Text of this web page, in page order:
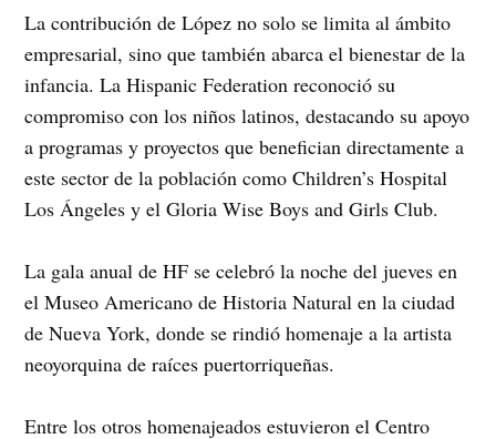
La contribución de López no solo se limita al ámbito
empresarial, sino que también abarca el bienestar de la
infancia. La Hispanic Federation reconoció su
compromiso con los niños latinos, destacando su apoyo
a programas y proyectos que benefician directamente a
este sector de la población como Children’s Hospital
Los Ángeles y el Gloria Wise Boys and Girls Club.
La gala anual de HF se celebró la noche del jueves en
el Museo Americano de Historia Natural en la ciudad
de Nueva York, donde se rindió homenaje a la artista
neoyorquina de raíces puertorriqueñas.
Entre los otros homenajeados estuvieron el Centro